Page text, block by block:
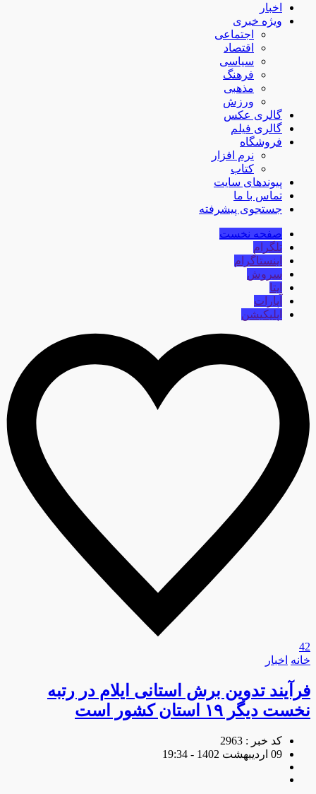
اخبار
ویژه خبری
اجتماعی
اقتصاد
سیاسی
فرهنگ
مذهبی
ورزش
گالری عکس
گالری فیلم
فروشگاه
نرم افزار
کتاب
پیوندهای سایت
تماس با ما
جستجوی پیشرفته
صفحه نخست
تلگرام
اینستاگرام
سروش
ایتا
آپارات
اپلیکیشن
42
خانه اخبار
فرآیند تدوین برش استانی ایلام در رتبه
نخست دیگر ۱۹ استان کشور است
کد خبر : 2963
09 اردیبهشت 1402 - 19:34